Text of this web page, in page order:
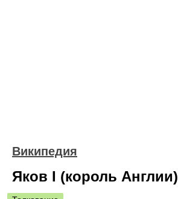
Википедия
Яков I (король Англии)